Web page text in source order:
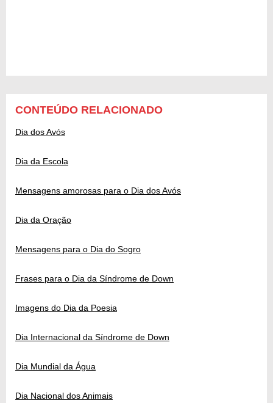
CONTEÚDO RELACIONADO
Dia dos Avós
Dia da Escola
Mensagens amorosas para o Dia dos Avós
Dia da Oração
Mensagens para o Dia do Sogro
Frases para o Dia da Síndrome de Down
Imagens do Dia da Poesia
Dia Internacional da Síndrome de Down
Dia Mundial da Água
Dia Nacional dos Animais